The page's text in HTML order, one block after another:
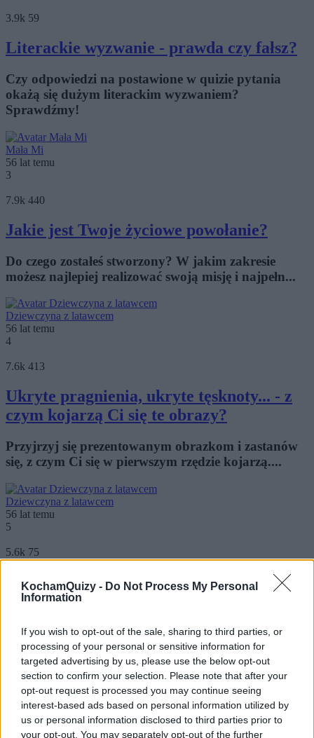
KochamQuizy - Do Not Process My Personal
Information
If you wish to opt-out of the sale, sharing to third parties, or
processing of your personal or sensitive information for
targeted advertising by us, please use the below opt-out
section to confirm your selection. Please note that after your
opt-out request is processed you may continue seeing
interest-based ads based on personal information utilized by
us or personal information disclosed to third parties prior to
your opt-out. You may separately opt-out of the further
3.9k 59
Literackie wyzwanie - prawda czy fałsz?
Czy odpowiedzi na postawione w quizie pytania
okażą się dużym literackim wyzwaniem?
Sprawdźmy!
Mała Mi
56 lat temu
3
7.9k 440
Jakie jest Twoje życiowe powołanie?
Do czego zostałeś stworzony? W jakim zakresie
możesz najlepiej realizować swoją misję i najpełn...
Dziewczyna z latawcem
56 lat temu
4
7.6k 413
Ukryte pragnienia, ukryte tęsknoty... - z
czym kojarzą Ci się te obrazy?
Przyjrzyj się prezentowanym obrazkom i zastanów
się, z czym Ci się w pierwszym rzędzie kojarzą....
Dziewczyna z latawcem
56 lat temu
5
5.6k 75
Co jest największą siłą Twojego umysłu?
najmocniej polegać?
Dziewczyna z latawcem
56 lat temu
18.0k 353